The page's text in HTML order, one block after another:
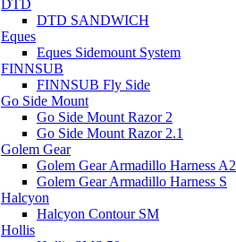
DTD
DTD SANDWICH
Eques
Eques Sidemount System
FINNSUB
FINNSUB Fly Side
Go Side Mount
Go Side Mount Razor 2
Go Side Mount Razor 2.1
Golem Gear
Golem Gear Armadillo Harness A2
Golem Gear Armadillo Harness S
Halcyon
Halcyon Contour SM
Hollis